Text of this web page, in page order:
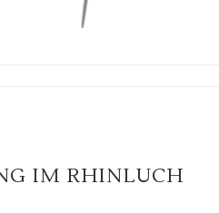
IM RHINLUCH